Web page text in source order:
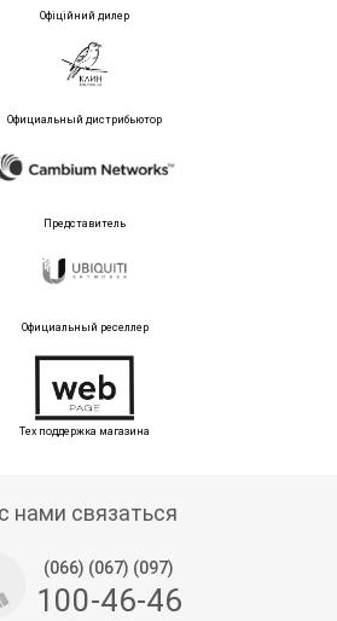
Офіційний дилер
Официальный дистрибьютор
Представитель
Официальный реселлер
Тех поддержка магазина
нами связаться
(066) (067) (097)
100-46-46